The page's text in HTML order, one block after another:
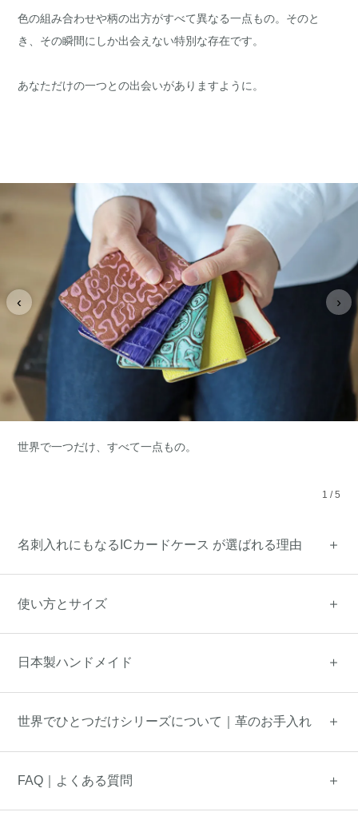
色の組み合わせや柄の出方がすべて異なる一点もの。そのと
き、その瞬間にしか出会えない特別な存在です。
あなただけの一つとの出会いがありますように。
‹ ›
世界で一つだけ、すべて一点もの。
1 /5
名刺入れにもなるICカードケース が選ばれる理由
使い方とサイズ
日本製ハンドメイド
世界でひとつだけシリーズについて｜革のお手入れ
FAQ｜よくある質問